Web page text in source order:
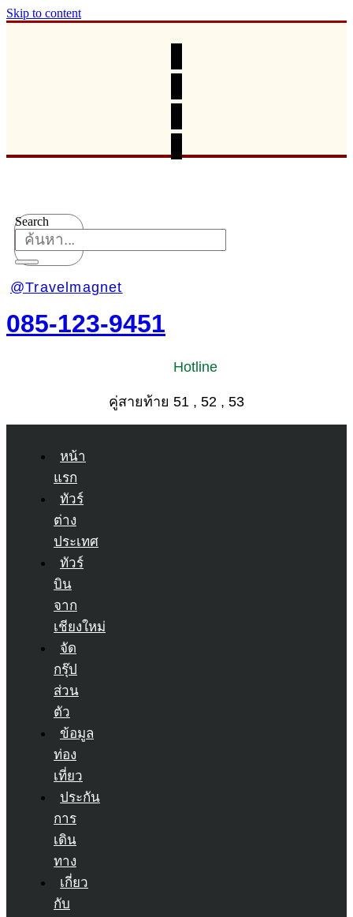
Skip to content
Search
@Travelmagnet
085-123-9451
Hotline
คู่สายท้าย 51 , 52 , 53
หน้า
แรก
ทัวร์
ต่าง
ประเทศ
ทัวร์
บิน
จาก
เชียงใหม่
จัด
กรุ๊ป
ส่วน
ตัว
ข้อมูล
ท่อง
เที่ยว
ประกัน
การ
เดิน
ทาง
เกี่ยว
กับ